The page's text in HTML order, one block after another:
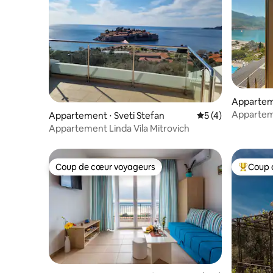
Appartement ⋅ Sveti Stefan Évaluation
5 (4)
Appartement Linda Vila Mitrovich
Coup de cœur voyageurs
Coup de cœur voyageurs Coups
Coup